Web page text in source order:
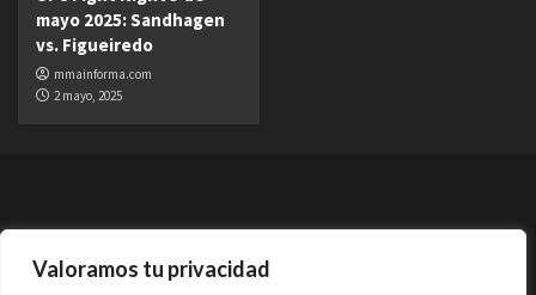
Valoramos tu privacidad
mayo 2025: Sandhagen
vs. Figueiredo
mmainforma.com
2 mayo, 2025